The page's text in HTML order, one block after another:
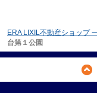
ERA LIXIL不動産ショップ
台第１公園